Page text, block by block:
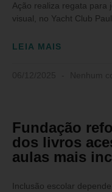
Ação realiza regata para
visual, no Yacht Club
LEIA MAIS
Fundação
dos livros
aulas mais
Inclusão escolar